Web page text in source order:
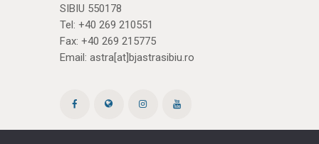
SIBIU 550178
Tel: +40 269 210551
Fax: +40 269 215775
Email: astra[at]bjastrasibiu.ro